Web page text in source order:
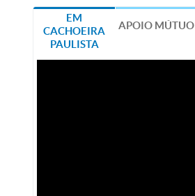
EM
CACHOEIRA
PAULISTA
APOIO MÚTUO